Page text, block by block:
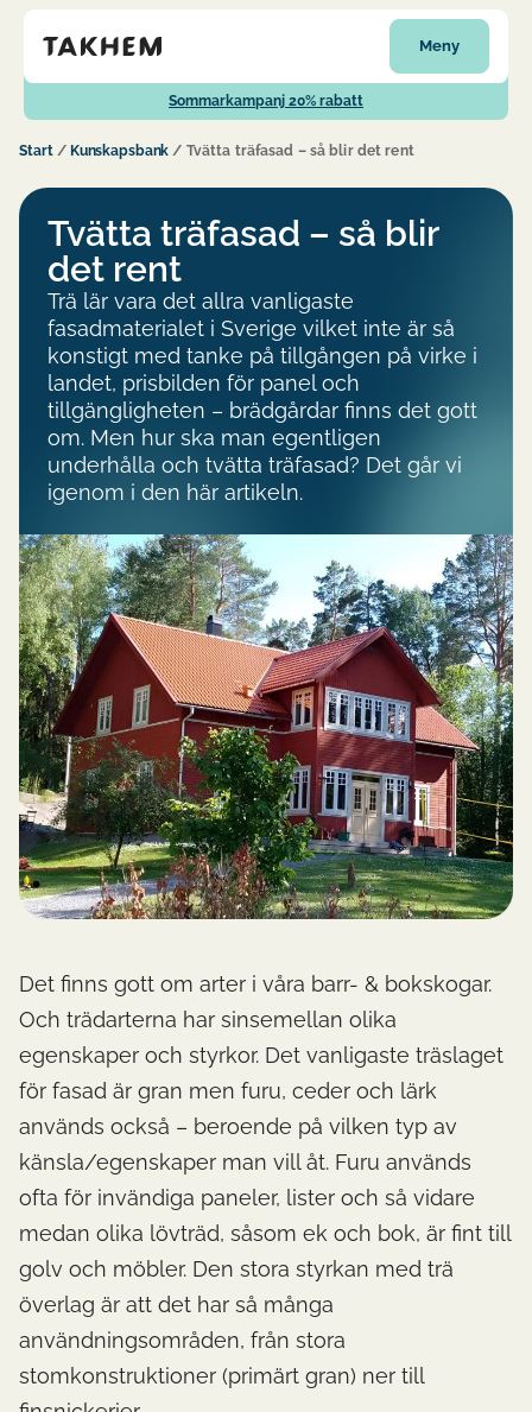
Meny
Sommarkampanj 20% rabatt
Start/ Kunskapsbank / Tvätta träfasad – så blir det rent
Tvätta träfasad – så blir
det rent
Trä lär vara det allra vanligaste
fasadmaterialet i Sverige vilket inte är så
konstigt med tanke på tillgången på virke i
landet, prisbilden för panel och
tillgängligheten – brädgårdar finns det gott
om. Men hur ska man egentligen
underhålla och tvätta träfasad? Det går vi
igenom i den här artikeln.
Det finns gott om arter i våra barr- & bokskogar.
Och trädarterna har sinsemellan olika
egenskaper och styrkor. Det vanligaste träslaget
för fasad är gran men furu, ceder och lärk
används också – beroende på vilken typ av
känsla/egenskaper man vill åt. Furu används
ofta för invändiga paneler, lister och så vidare
medan olika lövträd, såsom ek och bok, är fint till
golv och möbler. Den stora styrkan med trä
överlag är att det har så många
användningsområden, från stora
stomkonstruktioner (primärt gran) ner till